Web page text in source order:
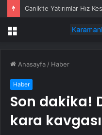
Menü
Anasayfa / Haber
Haber
Son dakika!
kara